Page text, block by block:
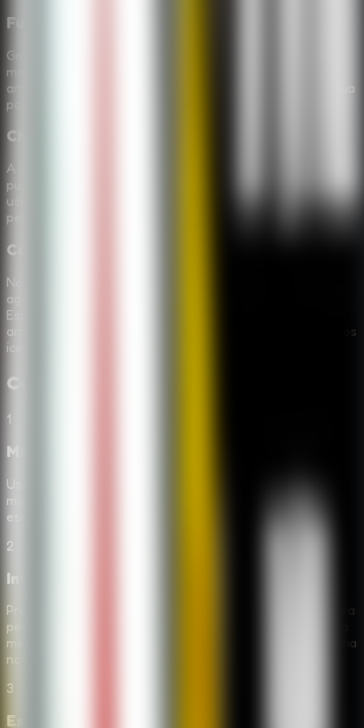
Furtividade baseada em ruido
Granny reage ao som, entao sobreviver depende de se
mover com cuidado. Derrubar um item, cair em uma
armadilha ou fazer barulho na hora errada pode revelar sua
posicao e obrigar voce a se esconder rapido.
Chaves, ferramentas e pistas estranhas
A casa esta cheia de caminhos bloqueados e objetos de
puzzle. Encontre as chaves necessarias, descubra como
usar a melancia e o livro antigo, e procure opcoes de fuga
pela garagem ou defesas temporarias.
Controles no PC e no celular
No PC, use WASD para mover, E para interagir, C para
agachar, R para se esconder perto de um esconderijo,
Espaco para soltar um item e segure F para sair de uma
armadilha. No celular, use o joystick, o painel de camera e os
icones de acao.
Como Jogar
1
Mova-se em silencio pela casa
Use WASD no PC ou o joystick virtual no celular para se
mover. Gire a camera, entre nos quartos com cuidado e
escute antes de atravessar areas abertas.
2
Interaja com itens e pistas
Pressione E no PC ou toque no icone da mao no celular para
pegar e usar objetos. Procure chaves, ferramentas uteis, a
melancia, o livro antigo e qualquer item que possa abrir uma
nova rota.
3
Esconda-se, agache e escape de armadilhas